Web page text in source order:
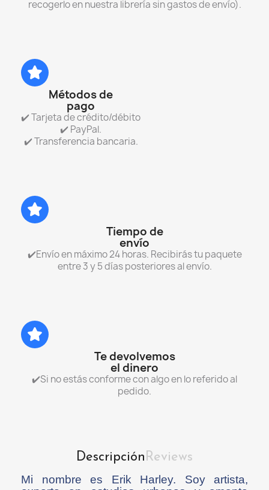
recogerlo en nuestra librería sin gastos de envío).
Métodos de
pago
✔️ Tarjeta de crédito/débito
✔️ PayPal.
✔️ Transferencia bancaria.
Tiempo de
envío
✔️Envío en máximo 24 horas. Recibirás tu paquete
entre 3 y 5 días posteriores al envío.
Te devolvemos
el dinero
✔️Si no estás conforme con algo en lo referido al
pedido.
Descripción Reviews
Mi nombre es Erik Harley. Soy artista,